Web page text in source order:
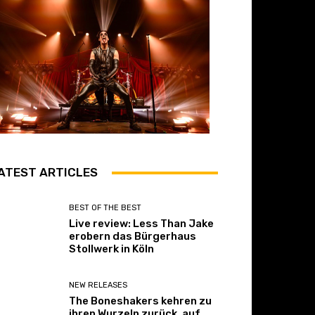
ARTICLES
BEST OF THE BEST
Live review: Less Than Jake
erobern das Bürgerhaus
Stollwerk in Köln
NEW RELEASES
The Boneshakers kehren zu